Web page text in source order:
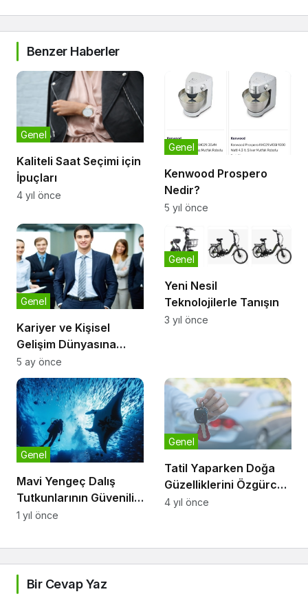
Benzer Haberler
Kaliteli Saat Seçimi için
İpuçları
Genel
4 yıl önce
Kenwood Prospero
Nedir?
Genel
5 yıl önce
Kariyer ve Kişisel
Gelişim Dünyasına
Açılan Bilgi Platformu
Genel
5 ay önce
Yeni Nesil
Teknolojilerle Tanışın
Genel
3 yıl önce
Mavi Yengeç Dalış
Tutkunlarının Güvenilir
Adresi
Genel
1 yıl önce
Tatil Yaparken Doğa
Güzelliklerini Özgürce
Gezmek
Genel
4 yıl önce
Bir Cevap Yaz